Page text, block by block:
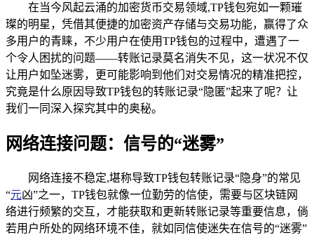
在当今风起云涌的加密货币交易领域,TP钱包宛如一颗璀
璨的明星，凭借其便捷的加密资产存储与交易功能，赢得了众
多用户的青睐，不少用户在使用TP钱包的过程中，遭遇了一
个令人困扰的问题——转账记录莫名消失不见，这一状况不仅
让用户如坠迷雾，更可能影响到他们对交易情况的精准把控，
究竟是什么原因导致TP钱包的转账记录“隐匿”起来了呢？让
我们一同深入探究其中的奥秘。
网络连接问题：信号的“迷雾”
网络连接不稳定,堪称导致TP钱包转账记录“隐身”的常见
“元凶”之一，TP钱包就像一位勤劳的信使，需要与区块链网
络进行频繁的交互，才能获取和更新转账记录等重要信息，倘
若用户所处的网络环境不佳，就如同信使迷失在信号的“迷雾”